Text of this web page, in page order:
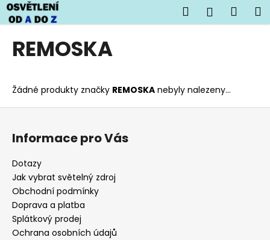
Přejít
na
obsah
Hledat
REMOSKA
Žádné produkty značky REMOSKA nebyly nalezeny...
K
o
o
p
o
t
ř
e
b
u
j
e
Z
Informace pro Vás
Dotazy
Jak vybrat světelný zdroj
Obchodní podmínky
Doprava a platba
Splátkový prodej
Ochrana osobních údajů